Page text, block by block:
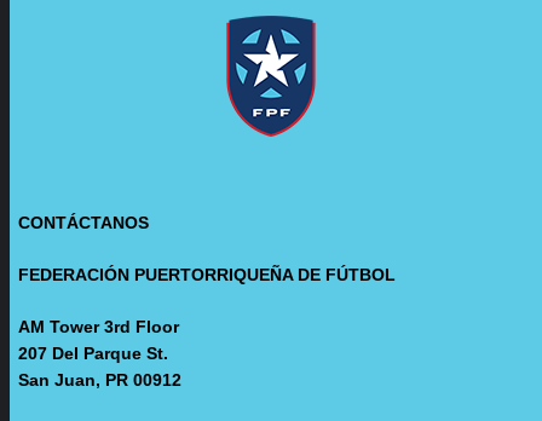
CONTÁCTANOS
FEDERACIÓN PUERTORRIQUEÑA DE FÚTBOL
AM Tower 3rd Floor
207 Del Parque St.
San Juan, PR 00912